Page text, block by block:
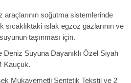
araçlarının soğutma sistemlerinde
sıcaklıktaki ıslak egzoz gazlarının ve
taşınması için.
Deniz Suyuna Dayanıklı Özel Siyah
Kauçuk.
Mukavemetli Sentetik Tekstil ve 2